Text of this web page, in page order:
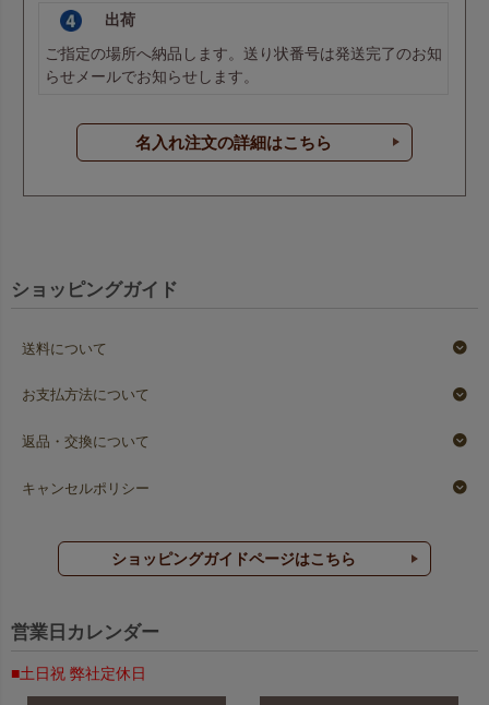
出荷
ご指定の場所へ納品します。送り状番号は発送完了のお知
らせメールでお知らせします。
名入れ注文の詳細はこちら
ショッピングガイド
送料について
お支払方法について
返品・交換について
キャンセルポリシー
ショッピングガイドページはこちら
営業日カレンダー
■土日祝 弊社定休日